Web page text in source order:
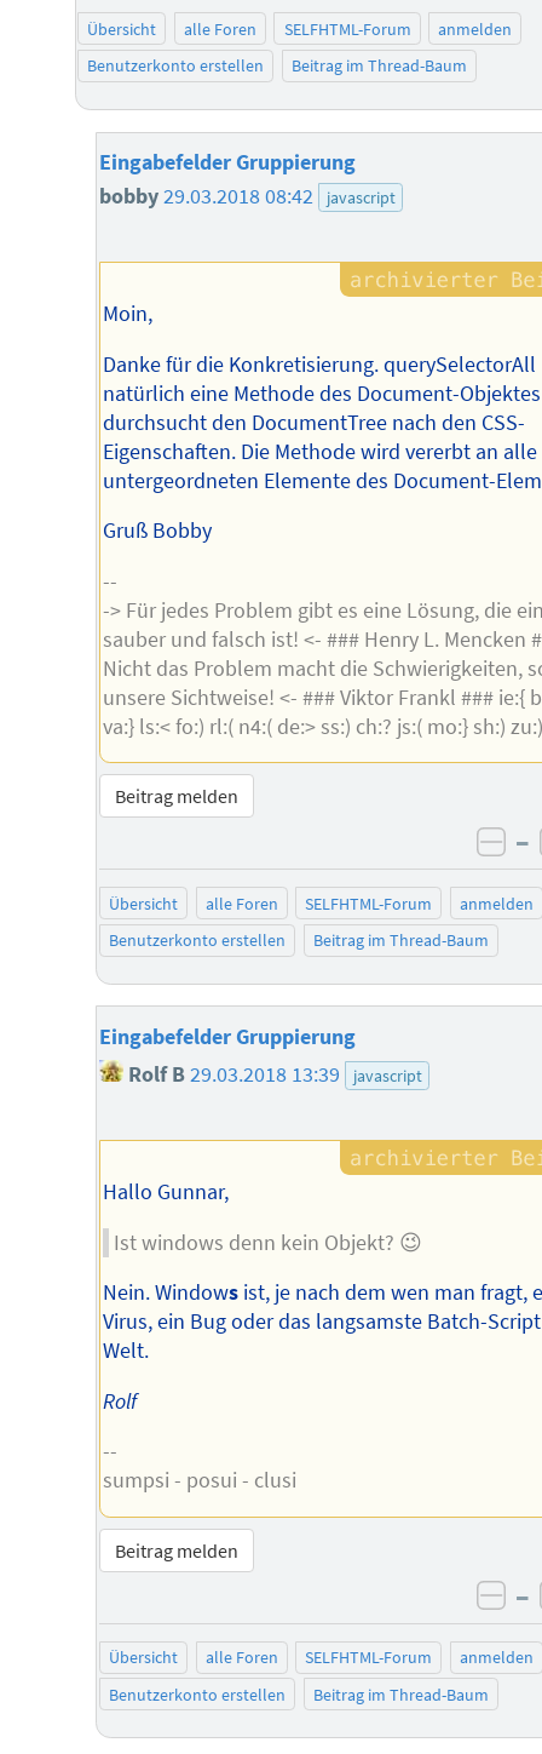
Übersicht alle Foren SELFHTML-Forum
anmelden
Benutzerkonto erstellen
Beitrag im Thread-Baum
Eingabefelder Gruppierung
bobby29.03.2018 08:42 javascript
Moin,
Danke für die Konkretisierung. querySelectorAll
natürlich eine Methode des Document-
durchsucht den DocumentTree nach den CSS-
Eigenschaften. Die Methode wird vererbt an alle
untergeordneten Elemente des Document-
Gruß Bobby
--
-> Für jedes Problem gibt es eine Lösung, die
sauber und falsch ist! <- ### Henry L. Mencken
Nicht das Problem macht die Schwierigkeiten,
unsere Sichtweise! <- ### Viktor Frankl ### ie:{
va:} ls:< fo:) rl:( n4:( de:> ss:) ch:? js:( mo:} sh:) zu:)
Beitrag melden
–
Übersicht alle Foren SELFHTML-Forum
anmelden
Benutzerkonto erstellen
Beitrag im Thread-Baum
Eingabefelder Gruppierung
Rolf B29.03.2018 13:39 javascript
Hallo Gunnar,
Ist windows denn kein Objekt? 😉
Nein. Windowsist, je nach dem wen man fragt,
Virus, ein Bug oder das langsamste Batch-
Welt.
Rolf
--
sumpsi - posui - clusi
Beitrag melden
–
Übersicht alle Foren SELFHTML-Forum
anmelden
Benutzerkonto erstellen
Beitrag im Thread-Baum